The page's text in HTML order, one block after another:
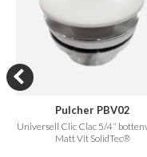
Pulcher PBV02
Universell Clic Clac 5/4“
Matt Vit SolidTec®